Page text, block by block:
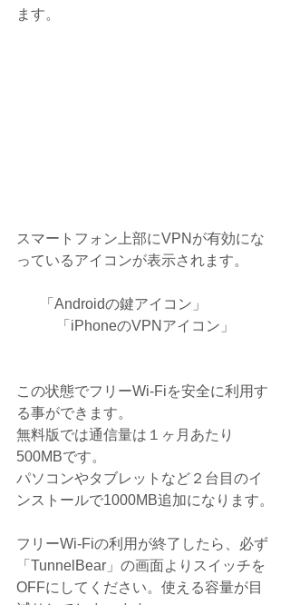
ます。
スマートフォン上部にVPNが有効にな
っているアイコンが表示されます。
「Androidの鍵アイコン」
「iPhoneのVPNアイコン」
この状態でフリーWi-Fiを安全に利用す
る事ができます。
無料版では通信量は１ヶ月あたり
500MBです。
パソコンやタブレットなど２台目のイ
ンストールで1000MB追加になります。
フリーWi-Fiの利用が終了したら、必ず
「TunnelBear」の画面よりスイッチを
OFFにしてください。使える容量が目